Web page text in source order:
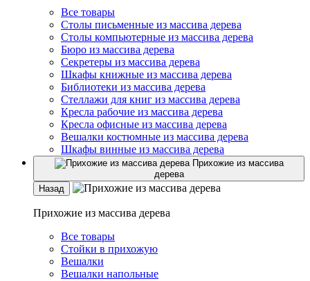
Все товары
Столы письменные из массива дерева
Столы компьютерные из массива дерева
Бюро из массива дерева
Секретеры из массива дерева
Шкафы книжные из массива дерева
Библиотеки из массива дерева
Стеллажи для книг из массива дерева
Кресла рабочие из массива дерева
Кресла офисные из массива дерева
Вешалки костюмные из массива дерева
Шкафы винные из массива дерева
Прихожие из массива
дерева
Назад
Прихожие из массива дерева
Все товары
Стойки в прихожую
Вешалки
Вешалки напольные